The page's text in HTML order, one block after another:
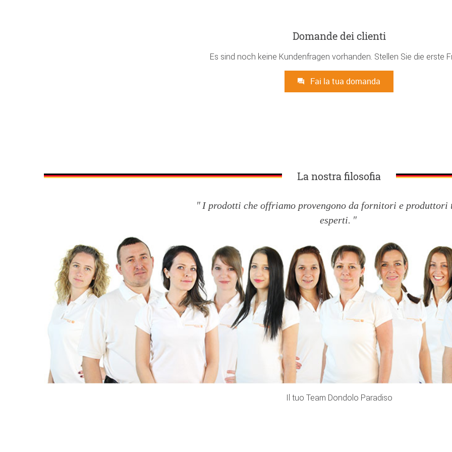
Domande dei clienti
Es sind noch keine Kundenfragen vorhanden. Stellen Sie die erste
Fai la tua domanda
La nostra filosofia
I prodotti che offriamo provengono da fornitori e produttori
esperti.
Il tuo Team Dondolo Paradiso